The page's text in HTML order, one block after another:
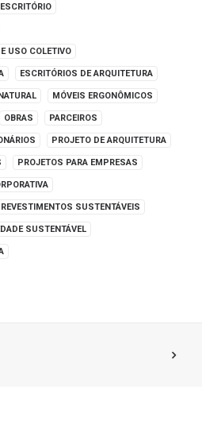
USO COLETIVO
ESCRITÓRIOS DE ARQUITETURA
MÓVEIS ERGONÔMICOS
OBRAS PARCEIROS
PROJETO DE ARQUITETURA
PROJETOS PARA EMPRESAS
REVESTIMENTOS SUSTENTÁVEIS
SUSTENTÁVEL